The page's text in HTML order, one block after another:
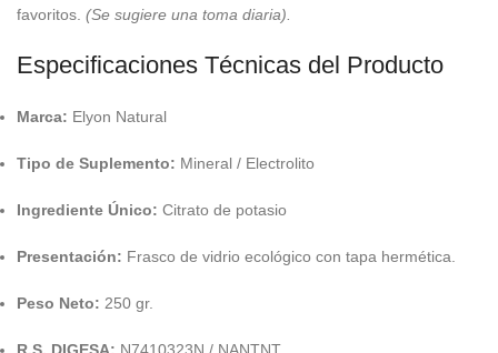
favoritos. (Se sugiere una toma diaria).
Especificaciones Técnicas del Producto
Marca: Elyon Natural
Tipo de Suplemento: Mineral / Electrolito
Ingrediente Único: Citrato de potasio
Presentación: Frasco de vidrio ecológico con tapa hermética.
Peso Neto: 250 gr.